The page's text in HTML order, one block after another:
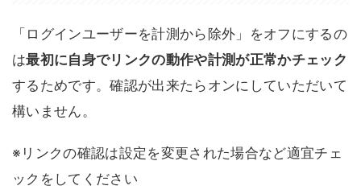
「ログインユーザーを計測から除外」をオフにするの
は最初に自身でリンクの動作や計測が正常かチェック
するためです。確認が出来たらオンにしていただいて
構いません。
※リンクの確認は設定を変更された場合など適宜チェ
ックをしてください